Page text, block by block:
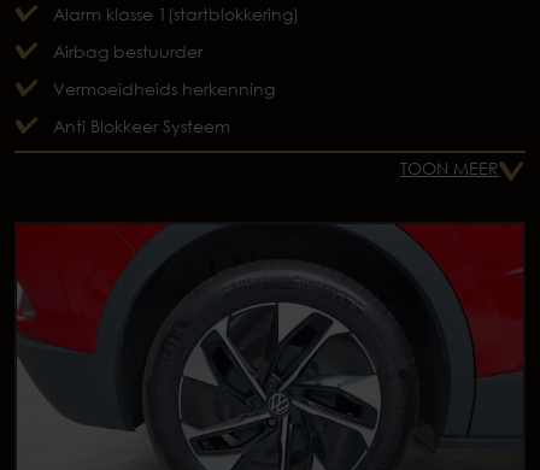
Alarm klasse 1(startblokkering)
Airbag bestuurder
Vermoeidheids herkenning
Anti Blokkeer Systeem
TOON MEER